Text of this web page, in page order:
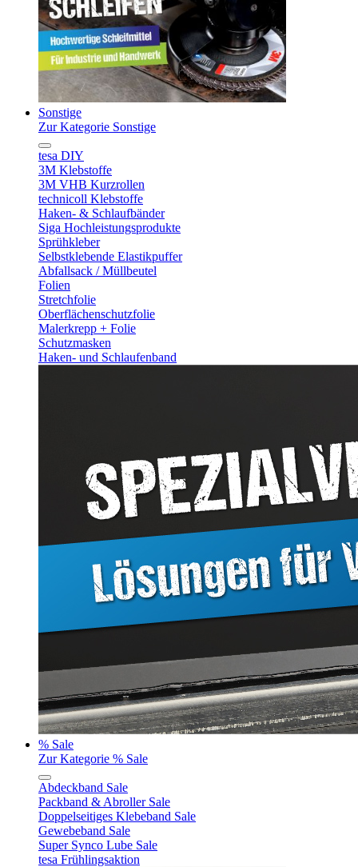
Sonstige
Zur Kategorie Sonstige
tesa DIY
3M Klebstoffe
3M VHB Kurzrollen
technicoll Klebstoffe
Haken- & Schlaufbänder
Siga Hochleistungsprodukte
Sprühkleber
Selbstklebende Elastikpuffer
Abfallsack / Müllbeutel
Folien
Stretchfolie
Oberflächenschutzfolie
Malerkrepp + Folie
Schutzmasken
Haken- und Schlaufenband
% Sale
Zur Kategorie % Sale
Abdeckband Sale
Packband & Abroller Sale
Doppelseitiges Klebeband Sale
Gewebeband Sale
Super Synco Lube Sale
tesa Frühlingsaktion